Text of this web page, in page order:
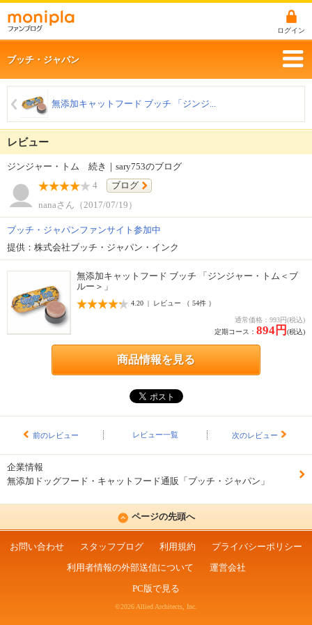
ログイン
ブッチ・ジャパン
無添加キャットフード ブッチ 「ジンジ...
レビュー
ジンジャー・トム 続き｜sary753のブログ
4
ブログ
nanaさん（2017/07/19）
ブッチ・ジャパンファンサイト参加中
提供：株式会社ブッチ・ジャパン・インク
無添加キャットフード ブッチ 「ジンジャー・トム＜ブ
ルー＞」
4.20 | レビュー （ 54件 ）
通常価格：993円(税込)
定期コース： 894円 (税込)
商品情報を見る
前のレビュー レビュー一覧 次のレビュー
企業情報
無添加ドッグフード・キャットフード通販「ブッチ・ジャパン」
ページの先頭へ
お問い合わせ スタッフブログ 利用規約
プライバシーポリシー
利用者情報の外部送信について
運営会社
PC版で見る
©2026 Allied Architects, Inc.